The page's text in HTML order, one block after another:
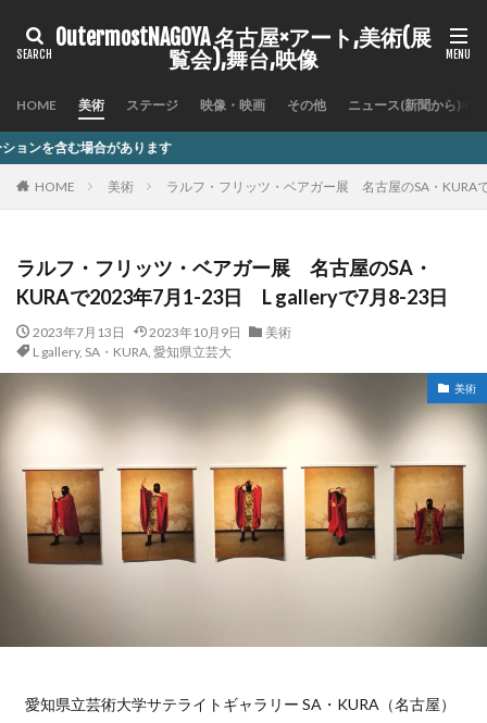
OutermostNAGOYA 名古屋×アート,美術(展
覧会),舞台,映像
HOME 美術 ステージ 映像・映画 その他 ニュース(新聞から)
ます
HOME 美術 ラルフ・フリッツ・ベアガー展 名古屋のSA・
ラルフ・フリッツ・ベアガー展 名古屋のSA・
KURAで2023年7月1-23日 L galleryで7月8-23日
2023年7月13日 2023年10月9日
美術
L gallery, SA・KURA, 愛知県立芸大
美術
愛知県立芸術大学サテライトギャラリー SA・KURA（名古屋）